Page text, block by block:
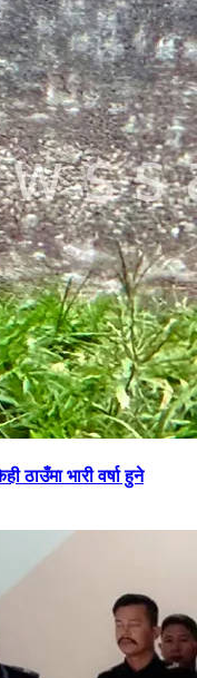
ठाउँमा भारी वर्षा हुने